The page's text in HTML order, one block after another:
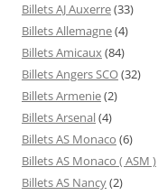
Billets AJ Auxerre(33)
Billets Allemagne(4)
Billets Amicaux(84)
Billets Angers SCO(32)
Billets Armenie(2)
Billets Arsenal(4)
Billets AS Monaco (6)
Billets AS Monaco ( ASM )
Billets AS Nancy(2)